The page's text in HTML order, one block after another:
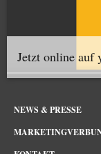
Jetzt online auf
NEWS & PRESSE